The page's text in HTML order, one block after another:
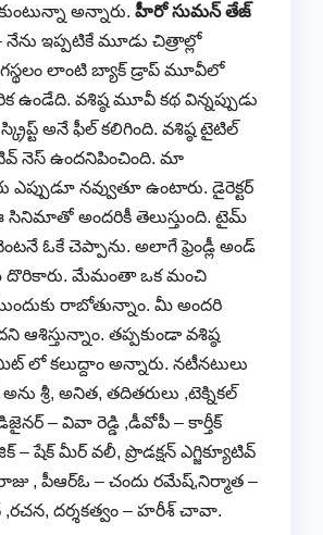
అన్నారు. హీరో సుమన్ తేజ్
నేను ఇప్పటికే మూడు చిత్రాల్లో
లాంటి బ్యాక్ డ్రాప్ మూవీలో
ఉండేది. వశిష్ఠ మూవీ కథ విన్నప్పుడు
స్క్రిప్ట్ అనే ఫీల్ కలిగింది. వశిష్ఠ టైటిల్
నెస్ ఉందనిపించింది. మా
ఎప్పుడూ నవ్వుతూ ఉంటారు. డైరెక్టర్
సినిమాతో అందరికీ తెలుస్తుంది. టైమ్
ఓకే చెప్పాను. అలాగే ఫ్రెండ్లీ అండ్
మేమంతా ఒక మంచి
రాబోతున్నాం. మీ అందరి
ఆశిస్తున్నాం. తప్పకుండా వశిష్ఠ
లో కలుద్దాం అన్నారు. నటీనటులు
శ్రీ, అనిత, తదితరులు ,టెక్నికల్
– వివా రెడ్డి ,డీవోపీ – కార్తీక్
– షేక్ మీర్ వలీ, ప్రొడక్షన్ ఎగ్జిక్యూటివ్
, పీఆర్ఓ – చందు రమేష్,నిర్మాత –
దర్శకత్వం – హరీశ్ చావా.